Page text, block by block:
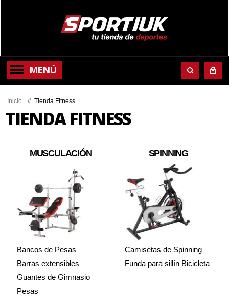
MENÚ
Inicio // Tienda Fitness
TIENDA FITNESS
MUSCULACIÓN
Bancos de Pesas
Barras extensibles
Guantes de Gimnasio
Pesas
SPINNING
Camisetas de Spinning
Funda para sillín Bicicleta